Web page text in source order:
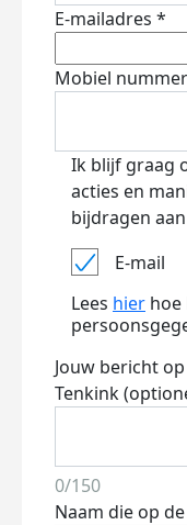
E-mailadres *
Mobiel nummer
Ik blijf graag
acties en
bijdragen aan
E-mail
Lees hier hoe
Jouw bericht
Tenkink
0/150
Naam die op